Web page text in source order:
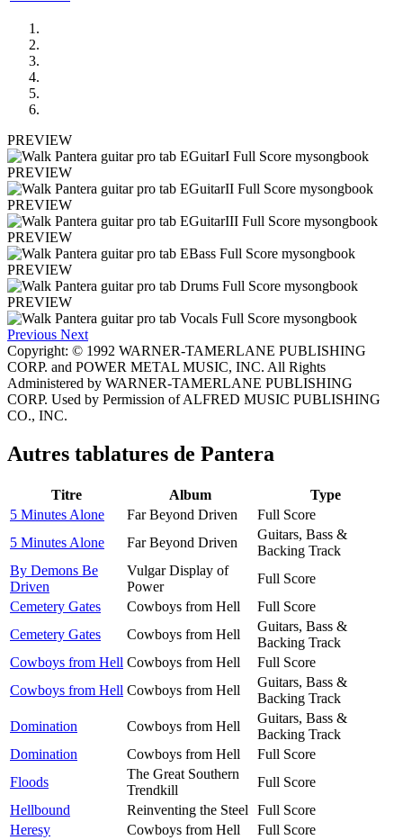
PREVIEW
PREVIEW
PREVIEW
PREVIEW
PREVIEW
PREVIEW
Previous Next
Copyright: © 1992 WARNER-TAMERLANE PUBLISHING
CORP. and POWER METAL MUSIC, INC. All Rights
Administered by WARNER-TAMERLANE PUBLISHING
CORP. Used by Permission of ALFRED MUSIC PUBLISHING
CO., INC.
Autres tablatures de Pantera
Titre Album
Type
5 Minutes Alone
Far Beyond Driven
Full Score
5 Minutes Alone
Far Beyond Driven
Guitars, Bass &
Backing Track
By Demons Be
Driven
Vulgar Display of
Power
Full Score
Cemetery Gates
Cowboys from Hell
Full Score
Cemetery Gates
Cowboys from Hell
Guitars, Bass &
Backing Track
Cowboys from Hell Cowboys from Hell
Full Score
Cowboys from Hell Cowboys from Hell
Guitars, Bass &
Backing Track
Domination
Cowboys from Hell
Guitars, Bass &
Backing Track
Domination
Cowboys from Hell
Full Score
Floods
The Great Southern
Trendkill
Full Score
Hellbound
Reinventing the Steel
Full Score
Heresy
Cowboys from Hell
Full Score